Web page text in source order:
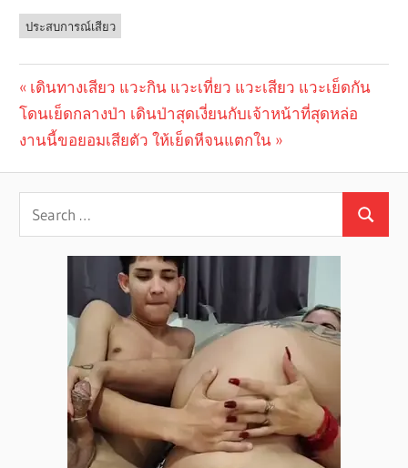
ประสบการณ์เสียว
Post
navigation
Previous
Post:
เดินทางเสียว แวะกิน แวะเที่ยว แวะเสียว แวะเย็ดกัน
Next
Post:
โดนเย็ดกลางป่า เดินป่าสุดเงี่ยนกับเจ้าหน้าที่สุดหล่อ
งานนี้ขอยอมเสียตัว ให้เย็ดหีจนแตกใน